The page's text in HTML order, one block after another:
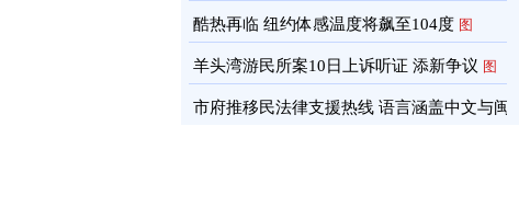
酷热再临 纽约体感温度将飙至104度 图
羊头湾游民所案10日上诉听证 添新争议 图
市府推移民法律支援热线 语言涵盖中文与闽